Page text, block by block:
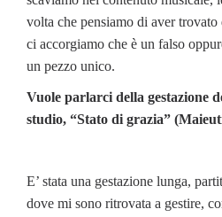
volta che pensiamo di aver
ci accorgiamo che è un falso
un pezzo unico.
Vuole parlarci della gestazione
studio, “Stato di grazia”
E’ stata una gestazione lunga,
dove mi sono ritrovata a gestire,